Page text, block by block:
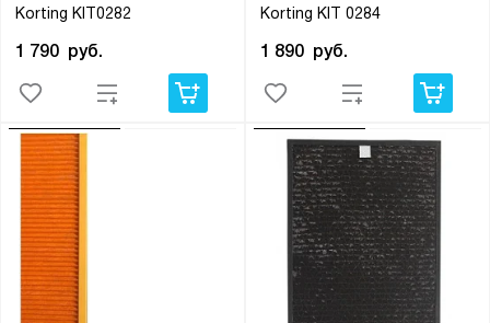
Korting KIT0282
1 790 руб.
Korting KIT 0284
1 890 руб.